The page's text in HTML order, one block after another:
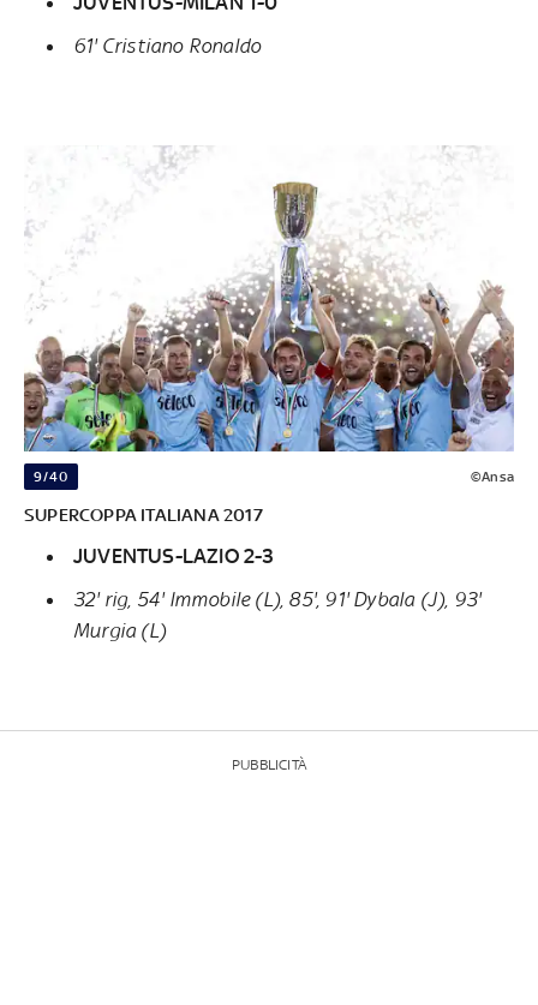
61' Cristiano Ronaldo
9/40 ©Ansa
SUPERCOPPA ITALIANA 2017
JUVENTUS-LAZIO 2-3
32' rig, 54' Immobile (L), 85', 91' Dybala (J), 93'
Murgia (L)
PUBBLICITÀ